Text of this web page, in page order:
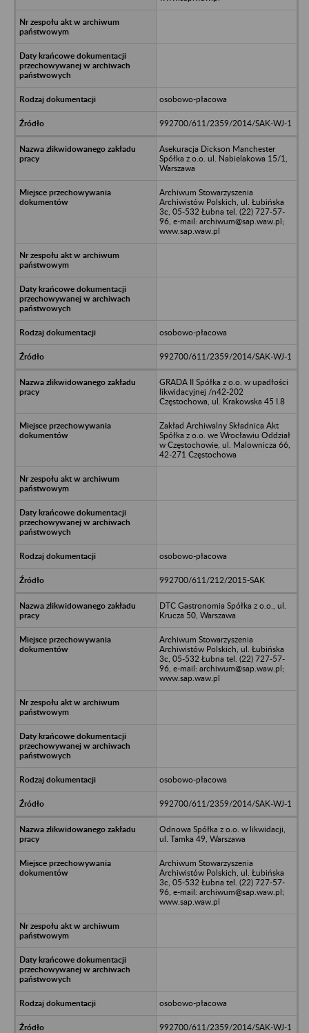
osobowo-płacowa
992700/611/2359/2014/SAK-WJ-1
Asekuracja Dickson Manchester
Spółka z o.o. ul. Nabielakowa 15/1,
Warszawa
Archiwum Stowarzyszenia
Archiwistów Polskich, ul. Łubińska
3c, 05-532 Łubna tel. (22) 727-57-
96, e-mail: archiwum@sap.waw.pl;
www.sap.waw.pl
osobowo-płacowa
992700/611/2359/2014/SAK-WJ-1
GRADA II Spółka z o.o. w upadłości
likwidacyjnej /n42-202
Częstochowa, ul. Krakowska 45 I.8
Zakład Archiwalny Składnica Akt
Spółka z o.o. we Wrocławiu Oddział
w Częstochowie, ul. Malownicza 66,
42-271 Częstochowa
osobowo-płacowa
992700/611/212/2015-SAK
DTC Gastronomia Spółka z o.o., ul.
Krucza 50, Warszawa
Archiwum Stowarzyszenia
Archiwistów Polskich, ul. Łubińska
3c, 05-532 Łubna tel. (22) 727-57-
96, e-mail: archiwum@sap.waw.pl;
www.sap.waw.pl
osobowo-płacowa
992700/611/2359/2014/SAK-WJ-1
Odnowa Spółka z o.o. w likwidacji,
ul. Tamka 49, Warszawa
Archiwum Stowarzyszenia
Archiwistów Polskich, ul. Łubińska
3c, 05-532 Łubna tel. (22) 727-57-
96, e-mail: archiwum@sap.waw.pl;
www.sap.waw.pl
osobowo-płacowa
992700/611/2359/2014/SAK-WJ-1